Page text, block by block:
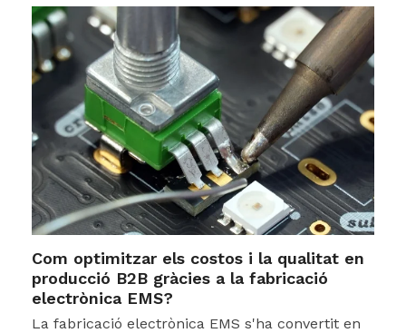
Com optimitzar els costos i la qualitat en
producció B2B gràcies a la fabricació
electrònica EMS?
La fabricació electrònica EMS s'ha convertit en